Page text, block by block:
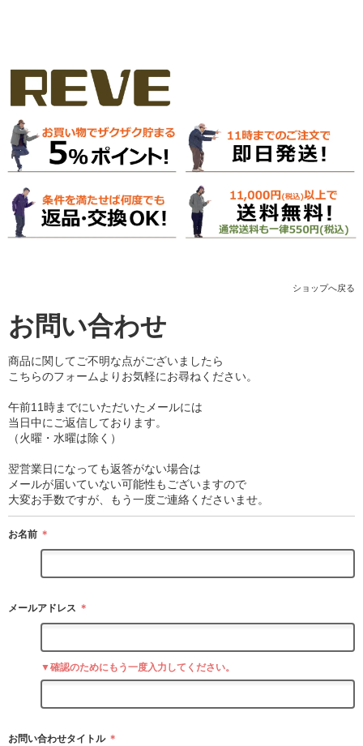
ショップへ戻る
お問い合わせ
商品に関してご不明な点がございましたら
こちらのフォームよりお気軽にお尋ねください。
午前11時までにいただいたメールには
当日中にご返信しております。
（火曜・水曜は除く）
翌営業日になっても返答がない場合は
メールが届いていない可能性もございますので
大変お手数ですが、もう一度ご連絡くださいませ。
お名前 ＊
メールアドレス ＊
▼確認のためにもう一度入力してください。
お問い合わせタイトル ＊